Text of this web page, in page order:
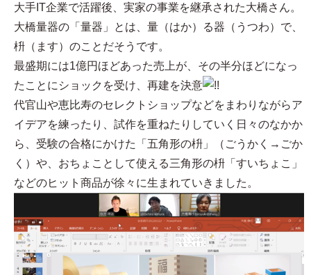
大手IT企業で活躍後、実家の事業を継承された大橋さん。
大橋量器の「量器」とは、量（はか）る器（うつわ）で、
枡（ます）のことだそうです。
最盛期には1億円ほどあった売上が、その半分ほどになっ
たことにショックを受け、再建を決意
代官山や恵比寿のセレクトショップなどをまわりながらア
イデアを練ったり、試作を重ねたりしていく日々のなかか
ら、受験の合格にかけた「五角形の枡」（ごうかく→ごか
く）や、おちょことして使える三角形の枡「すいちょこ」
などのヒット商品が徐々に生まれていきました。